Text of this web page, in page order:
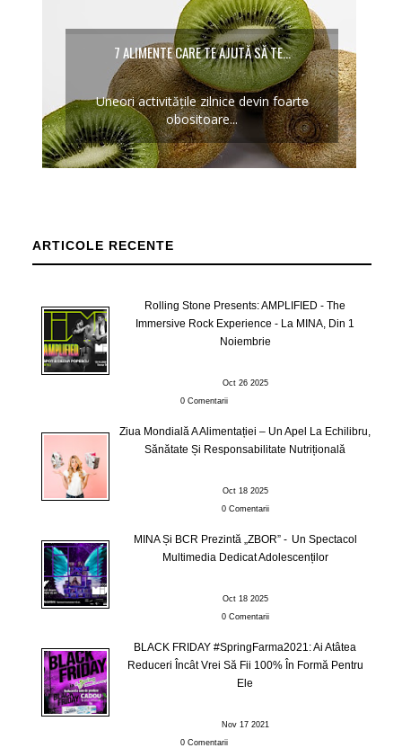
7 ALIMENTE CARE TE AJUTĂ SĂ TE...
Uneori activitățile zilnice devin foarte
obositoare...
ARTICOLE RECENTE
Rolling Stone Presents: AMPLIFIED - The
Immersive Rock Experience - La MINA, Din 1
Noiembrie
Oct 26 2025
0 Comentarii
Ziua Mondială A Alimentației – Un Apel La Echilibru,
Sănătate Și Responsabilitate Nutrițională
Oct 18 2025
0 Comentarii
MINA Și BCR Prezintă „ZBOR” - Un Spectacol
Multimedia Dedicat Adolescenților
Oct 18 2025
0 Comentarii
BLACK FRIDAY #SpringFarma2021: Ai Atâtea
Reduceri Încât Vrei Să Fii 100% În Formă Pentru
Ele
Nov 17 2021
0 Comentarii